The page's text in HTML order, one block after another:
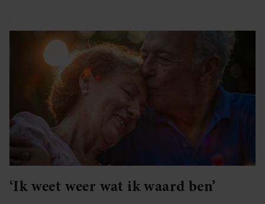
‘Ik weet weer wat ik waard ben’